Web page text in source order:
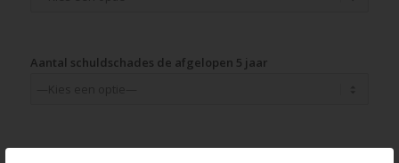
Aantal schuldschades de afgelopen 5 jaar